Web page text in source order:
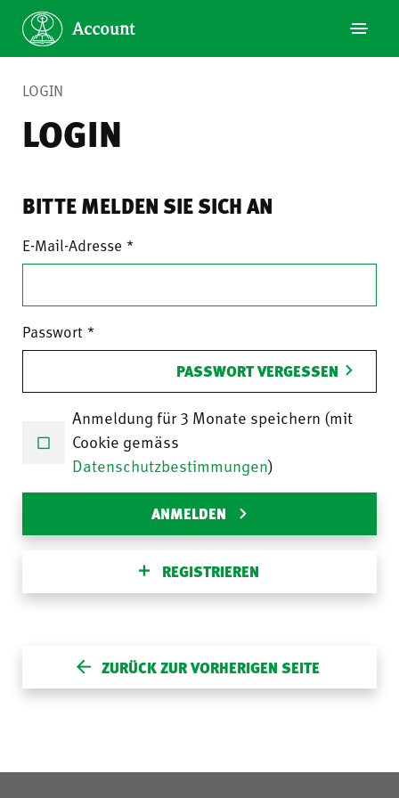
LOGIN
LOGIN
BITTE MELDEN SIE SICH AN
E-Mail-Adresse
Passwort
PASSWORT VERGESSEN
Anmeldung für 3 Monate speichern (mit
Cookie gemäss
Datenschutzbestimmungen)
ANMELDEN
REGISTRIEREN
ZURÜCK ZUR VORHERIGEN SEITE